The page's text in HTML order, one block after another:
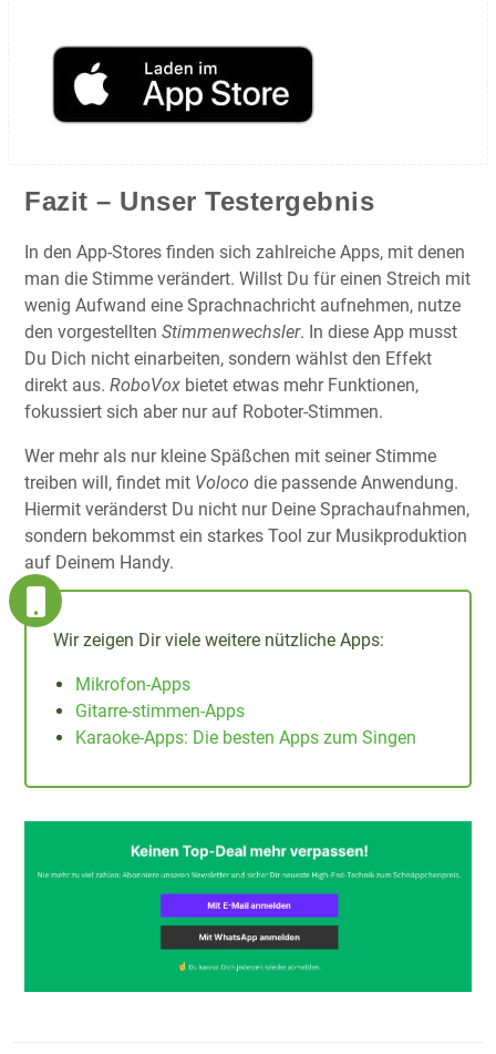
Fazit – Unser Testergebnis
In den App-Stores finden sich zahlreiche Apps, mit denen
man die Stimme verändert. Willst Du für einen Streich mit
wenig Aufwand eine Sprachnachricht aufnehmen, nutze
den vorgestellten Stimmenwechsler. In diese App musst
Du Dich nicht einarbeiten, sondern wählst den Effekt
direkt aus. RoboVox bietet etwas mehr Funktionen,
fokussiert sich aber nur auf Roboter-Stimmen.
Wer mehr als nur kleine Späßchen mit seiner Stimme
treiben will, findet mit Voloco die passende Anwendung.
Hiermit veränderst Du nicht nur Deine Sprachaufnahmen,
sondern bekommst ein starkes Tool zur Musikproduktion
auf Deinem Handy.
Wir zeigen Dir viele weitere nützliche Apps:
Mikrofon-Apps
Gitarre-stimmen-Apps
Karaoke-Apps: Die besten Apps zum Singen